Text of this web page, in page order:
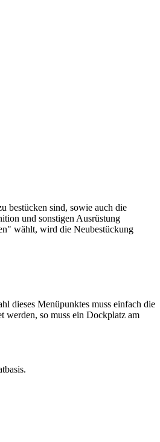
bestücken sind, sowie auch die
und sonstigen Ausrüstung
wählt, wird die Neubestückung
dieses Menüpunktes muss einfach die
werden, so muss ein Dockplatz am